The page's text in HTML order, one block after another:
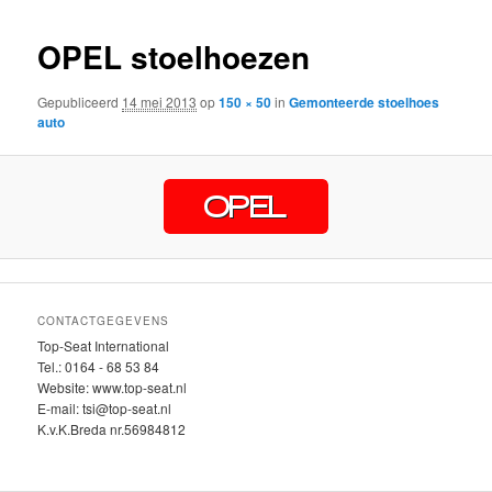
OPEL stoelhoezen
Gepubliceerd 14 mei 2013 op150 × 50inGemonteerde stoelhoes
auto
CONTACTGEGEVENS
Top-Seat International
Tel.: 0164 - 68 53 84
Website: www.top-seat.nl
E-mail: tsi@top-seat.nl
K.v.K.Breda nr.56984812